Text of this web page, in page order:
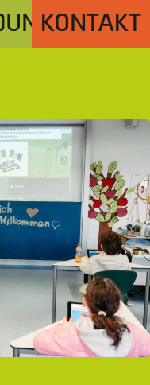
KONTAKT